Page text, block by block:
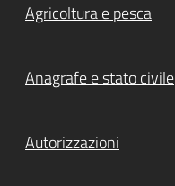
Agricoltura e pesca
Anagrafe e stato civile
Autorizzazioni